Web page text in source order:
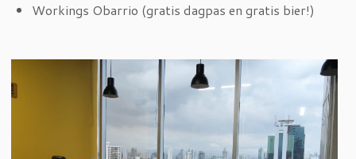
Workings Obarrio (gratis dagpas en gratis bier!)